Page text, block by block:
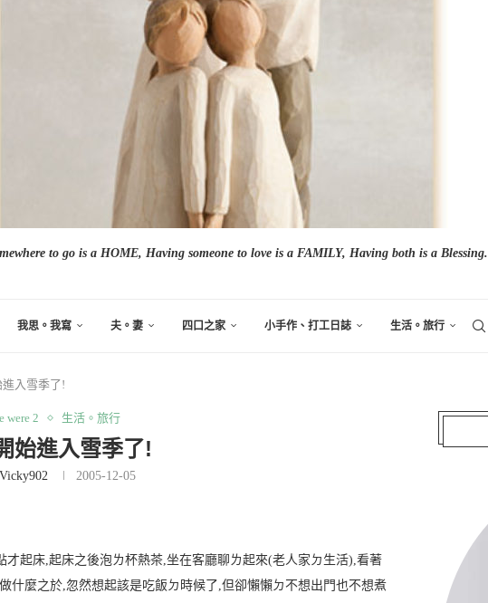
to go is a HOME, Having someone to love is a FAMILY, Having both is a Blessing.
我思。我寫 夫。妻 四口之家 小手作、打工日誌 生活。旅行
入雪季了!
were 2 生活。旅行
始進入雪季了!
Vicky902 2005-12-05
才起床,起床之後泡ㄌ杯熱茶,坐在客廳聊ㄌ起來(老人家ㄉ生活),看著
什麼之於,忽然想起該是吃飯ㄉ時候了,但卻懶懶ㄉ不想出門也不想煮